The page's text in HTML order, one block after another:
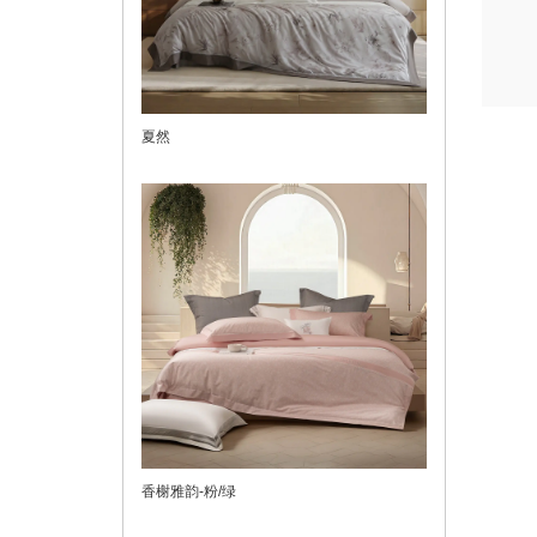
夏然
香榭雅韵-粉/绿